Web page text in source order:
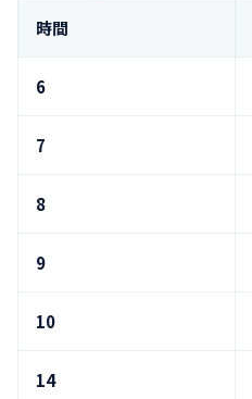
時間
6
7
8
9
10
14